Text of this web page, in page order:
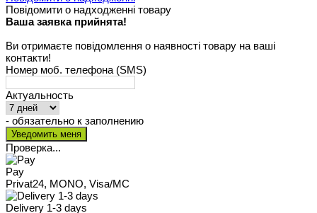
Повідомити о надходженні товару
Ваша заявка прийнята!
Ви отримаєте повідомлення о наявності товару на ваші
контакти!
Номер моб. телефона (SMS)
Актуальность
- обязательно к заполнению
Проверка...
Pay
Privat24, MONO, Visa/MC
Delivery 1-3 days